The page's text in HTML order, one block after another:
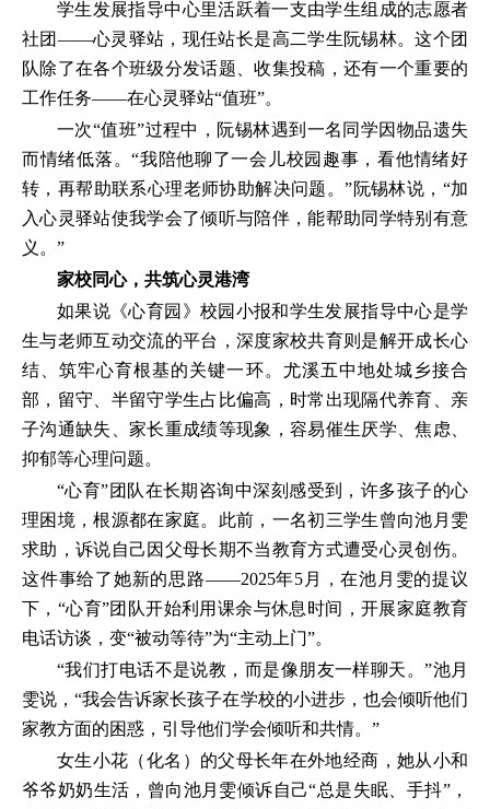
学生发展指导中心里活跃着一支由学生组成的志愿者
社团——心灵驿站，现任站长是高二学生阮锡林。这个团
队除了在各个班级分发话题、收集投稿，还有一个重要的
工作任务——在心灵驿站“值班”。
一次“值班”过程中，阮锡林遇到一名同学因物品遗失
而情绪低落。“我陪他聊了一会儿校园趣事，看他情绪好
转，再帮助联系心理老师协助解决问题。”阮锡林说，“加
入心灵驿站使我学会了倾听与陪伴，能帮助同学特别有意
义。”
家校同心，共筑心灵港湾
如果说《心育园》校园小报和学生发展指导中心是学
生与老师互动交流的平台，深度家校共育则是解开成长心
结、筑牢心育根基的关键一环。尤溪五中地处城乡接合
部，留守、半留守学生占比偏高，时常出现隔代养育、亲
子沟通缺失、家长重成绩等现象，容易催生厌学、焦虑、
抑郁等心理问题。
“心育”团队在长期咨询中深刻感受到，许多孩子的心
理困境，根源都在家庭。此前，一名初三学生曾向池月雯
求助，诉说自己因父母长期不当教育方式遭受心灵创伤。
这件事给了她新的思路——2025年5月，在池月雯的提议
下，“心育”团队开始利用课余与休息时间，开展家庭教育
电话访谈，变“被动等待”为“主动上门”。
“我们打电话不是说教，而是像朋友一样聊天。”池月
雯说，“我会告诉家长孩子在学校的小进步，也会倾听他们
家教方面的困惑，引导他们学会倾听和共情。”
女生小花（化名）的父母长年在外地经商，她从小和
爷爷奶奶生活，曾向池月雯倾诉自己“总是失眠、手抖”，